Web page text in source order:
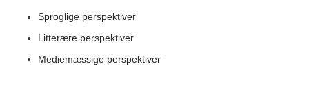
Sproglige perspektiver
Litterære perspektiver
Mediemæssige perspektiver